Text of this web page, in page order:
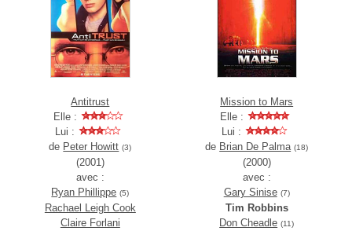
Antitrust
Elle :
Lui :
de Peter Howitt (3)
(2001)
avec :
Ryan Phillippe (5)
Rachael Leigh Cook
Claire Forlani
Mission to Mars
Elle :
Lui :
de Brian De Palma (18)
(2000)
avec :
Gary Sinise (7)
Tim Robbins
Don Cheadle (11)